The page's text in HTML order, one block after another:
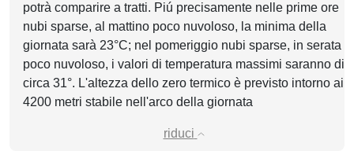
potrà comparire a tratti. Piú precisamente nelle prime ore
nubi sparse, al mattino poco nuvoloso, la minima della
giornata sarà 23°C; nel pomeriggio nubi sparse, in serata
poco nuvoloso, i valori di temperatura massimi saranno di
circa 31°. L'altezza dello zero termico è previsto intorno ai
4200 metri stabile nell'arco della giornata
riduci